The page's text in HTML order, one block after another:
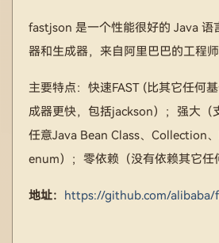
fastjson 是一个性能很好的 Java 语
器和生成器，来自阿里巴巴的工程师
主要特点：快速FAST (比其它任何
成器更快，包括jackson）；强大（
任意Java Bean Class、Collection
enum）；零依赖（没有依赖其它任
地址： https://github.com/alibaba/